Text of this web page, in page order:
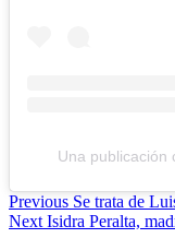
Una publicación
Previous Se trata de
Next Isidra Peralta,